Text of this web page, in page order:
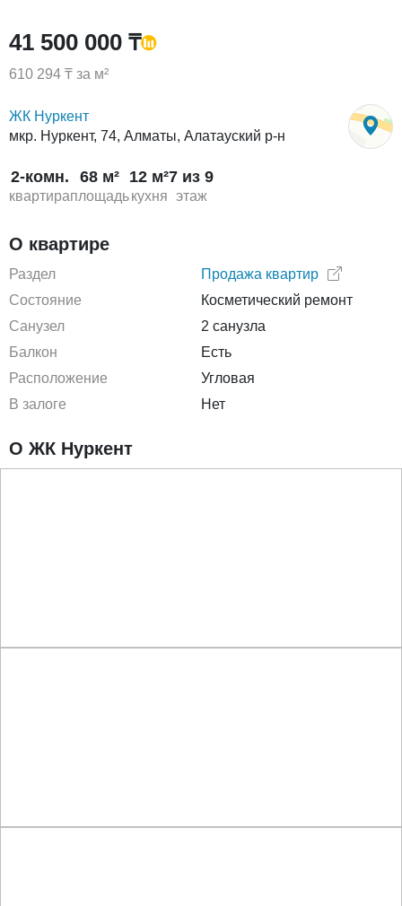
41 500 000 ₸
610 294 ₸ за м²
ЖК Нуркент
мкр. Нуркент, 74, Алматы, Алатауский р-н
2-комн.
квартира
68 м²
площадь
12 м²
кухня
7 из 9
этаж
О квартире
Раздел
Продажа квартир
Состояние
Косметический ремонт
Санузел
2 санузла
Балкон
Есть
Расположение
Угловая
В залоге
Нет
О ЖК Нуркент